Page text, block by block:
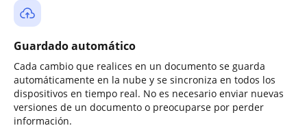
Guardado automático
Cada cambio que realices en un documento se guarda
automáticamente en la nube y se sincroniza en todos los
dispositivos en tiempo real. No es necesario enviar nuevas
versiones de un documento o preocuparse por perder
información.